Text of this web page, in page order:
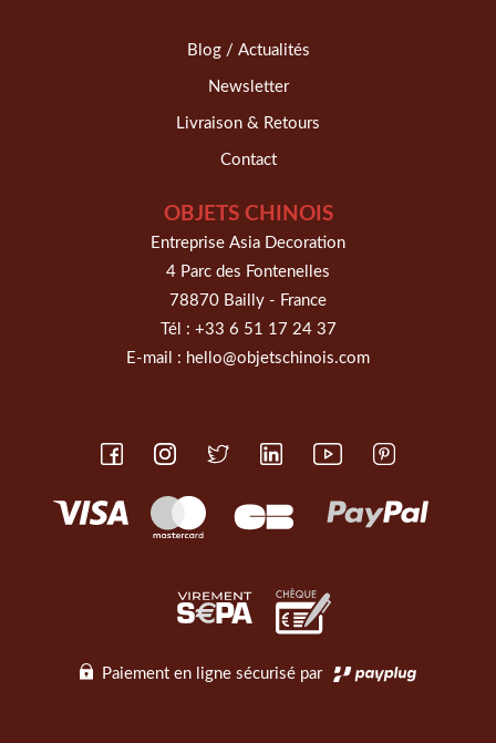
Blog / Actualités
Newsletter
Livraison & Retours
Contact
OBJETS CHINOIS
Entreprise Asia Decoration
4 Parc des Fontenelles
78870 Bailly - France
Tél : +33 6 51 17 24 37
E-mail : hello@objetschinois.com
Paiement en ligne sécurisé par